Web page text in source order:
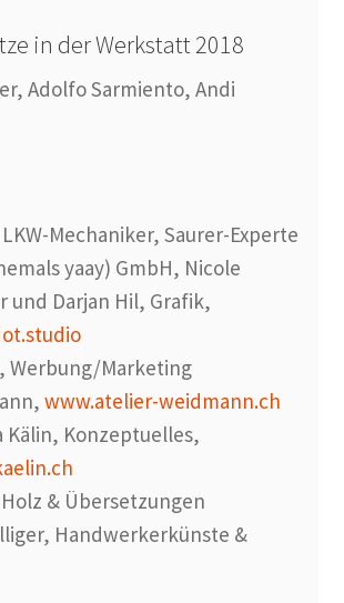
in der Werkstatt 2018
Adolfo Sarmiento, Andi
Mechaniker, Saurer-Experte
yaay) GmbH, Nicole
und Darjan Hil, Grafik,
Werbung/Marketing
www.atelier-weidmann.ch
Kälin, Konzeptuelles,
& Übersetzungen
Handwerkerkünste &